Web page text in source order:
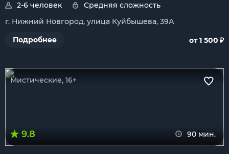
2-6 человек
Средняя сложность
г. Нижний Новгород, улица Куйбышева, 39А
Подробнее
от 1 500 ₽
Мистические, 16+
9.8 90 мин.